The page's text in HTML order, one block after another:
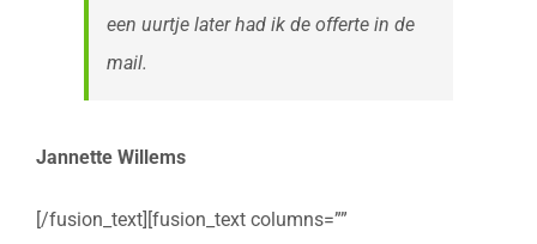
een uurtje later had ik de offerte in de
mail.
Jannette Willems
[/fusion_text][fusion_text columns=””